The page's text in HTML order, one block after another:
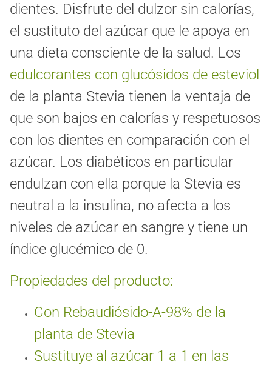
dientes. Disfrute del dulzor sin calorías,
el sustituto del azúcar que le apoya en
una dieta consciente de la salud. Los
edulcorantes con glucósidos de esteviol
de la planta Stevia tienen la ventaja de
que son bajos en calorías y respetuosos
con los dientes en comparación con el
azúcar. Los diabéticos en particular
endulzan con ella porque la Stevia es
neutral a la insulina, no afecta a los
niveles de azúcar en sangre y tiene un
índice glucémico de 0.
Propiedades del producto:
Con Rebaudiósido-A-98% de la
planta de Stevia
Sustituye al azúcar 1 a 1 en las